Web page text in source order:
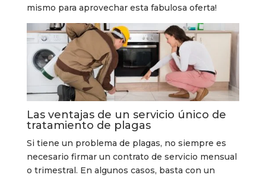
mismo para aprovechar esta fabulosa oferta!
Las ventajas de un servicio único de
tratamiento de plagas
Si tiene un problema de plagas, no siempre es
necesario firmar un contrato de servicio mensual
o trimestral. En algunos casos, basta con un